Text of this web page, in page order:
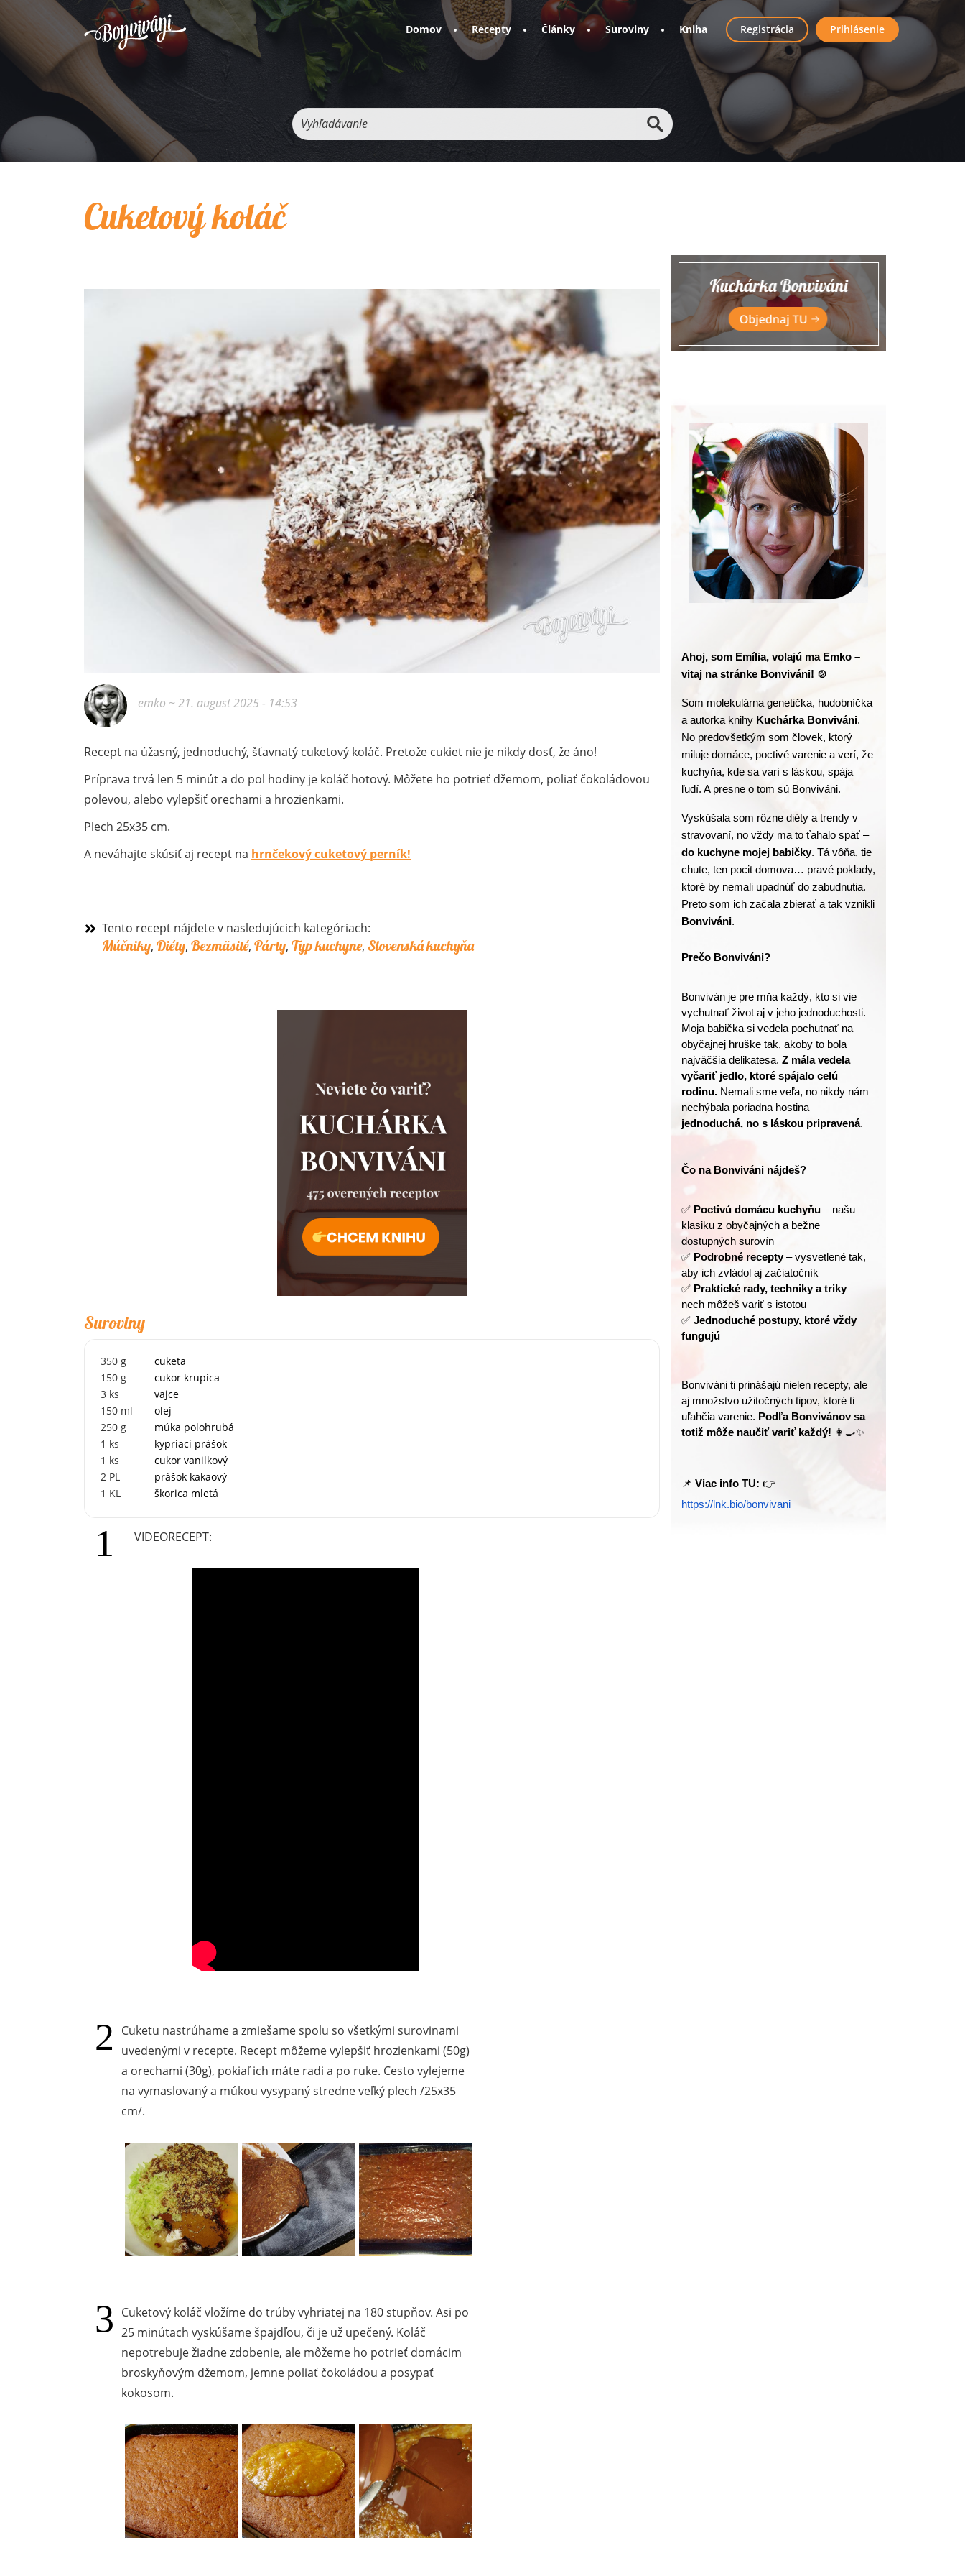
Domov Recepty Články Suroviny Kniha
User
account
menu
Registrácia Prihlásenie
Vyhľadávanie
Cuketový koláč
emko ~ 21. august 2025 - 14:53
Recept na úžasný, jednoduchý, šťavnatý cuketový koláč. Pretože cukiet nie je nikdy dosť, že áno!
Príprava trvá len 5 minút a do pol hodiny je koláč hotový. Môžete ho potrieť džemom, poliať čokoládovou
polevou, alebo vylepšiť orechami a hrozienkami.
Plech 25x35 cm.
A neváhajte skúsiť aj recept na hrnčekový cuketový perník!
Tento recept nájdete v nasledujúcich kategóriach:
Múčniky, Diéty, Bezmäsité, Párty, Typ kuchyne, Slovenská kuchyňa
Suroviny
350 g
cuketa
150 g
cukor krupica
3 ks
vajce
150 ml
olej
250 g
múka polohrubá
1 ks
kypriaci prášok
1 ks
cukor vanilkový
2 PL
prášok kakaový
1 KL škorica mletá
VIDEORECEPT:
Cuketu nastrúhame a zmiešame spolu so všetkými surovinami
uvedenými v recepte. Recept môžeme vylepšiť hrozienkami (50g)
a orechami (30g), pokiaľ ich máte radi a po ruke. Cesto vylejeme
na vymaslovaný a múkou vysypaný stredne veľký plech /25x35
cm/.
Cuketový koláč vložíme do trúby vyhriatej na 180 stupňov. Asi po
25 minútach vyskúšame špajdľou, či je už upečený. Koláč
nepotrebuje žiadne zdobenie, ale môžeme ho potrieť domácim
broskyňovým džemom, jemne poliať čokoládou a posypať
kokosom.
Ahoj, som Emília, volajú ma Emko –
vitaj na stránke Bonviváni! 🍲
Som molekulárna genetička, hudobníčka
a autorka knihy Kuchárka Bonviváni.
No predovšetkým som človek, ktorý
miluje domáce, poctivé varenie a verí, že
kuchyňa, kde sa varí s láskou, spája
ľudí. A presne o tom sú Bonviváni.
Vyskúšala som rôzne diéty a trendy v
stravovaní, no vždy ma to ťahalo späť –
do kuchyne mojej babičky. Tá vôňa, tie
chute, ten pocit domova… pravé poklady,
ktoré by nemali upadnúť do zabudnutia.
Bonviváni.
Prečo Bonviváni?
Bonviván je pre mňa každý, kto si vie
vychutnať život aj v jeho jednoduchosti.
Moja babička si vedela pochutnať na
obyčajnej hruške tak, akoby to bola
najväčšia delikatesa. Z mála vedela
vyčariť jedlo, ktoré spájalo celú
rodinu. Nemali sme veľa, no nikdy nám
nechýbala poriadna hostina –
jednoduchá, no s láskou pripravená.
Čo na Bonviváni nájdeš?
✅ Poctivú domácu kuchyňu – našu
klasiku z obyčajných a bežne
dostupných surovín
✅ Podrobné recepty – vysvetlené tak,
aby ich zvládol aj začiatočník
✅ Praktické rady, techniky a triky –
nech môžeš variť s istotou
✅ Jednoduché postupy, ktoré vždy
fungujú
Bonviváni ti prinášajú nielen recepty, ale
aj množstvo užitočných tipov, ktoré ti
uľahčia varenie. Podľa Bonvivánov sa
totiž môže naučiť variť každý! 👩‍🍳✨
📌 Viac info TU:
https://lnk.bio/bonvivani